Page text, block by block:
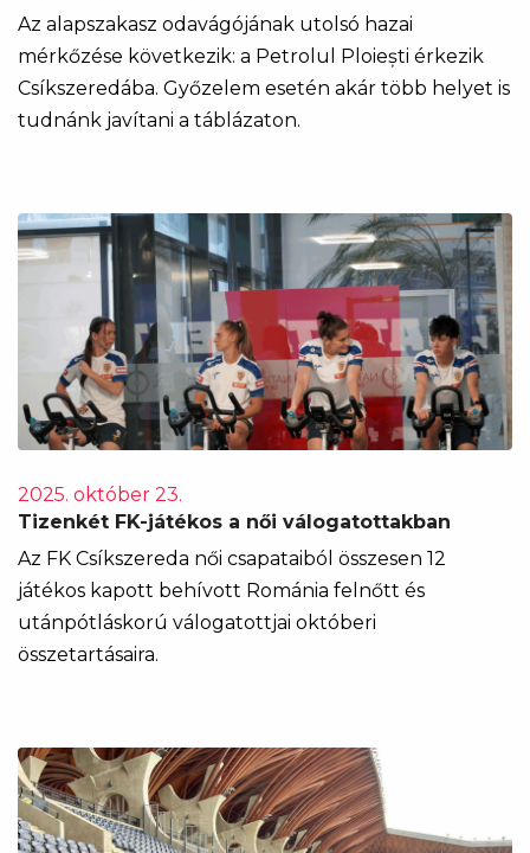
Az alapszakasz odavágójának utolsó hazai
mérkőzése következik: a Petrolul Ploiești érkezik
Csíkszeredába. Győzelem esetén akár több helyet is
tudnánk javítani a táblázaton.
2025. október 23.
Tizenkét FK-játékos a női válogatottakban
Az FK Csíkszereda női csapataiból összesen 12
játékos kapott behívott Románia felnőtt és
utánpótláskorú válogatottjai októberi
összetartásaira.